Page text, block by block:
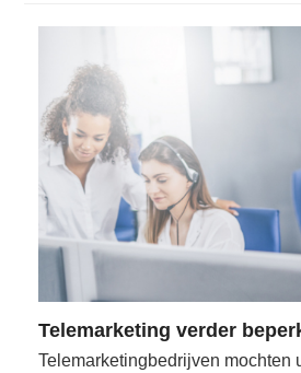
Telemarketing verder
Telemarketingbedrijven mochten